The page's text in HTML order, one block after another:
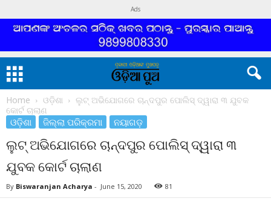
Ads
Home ଓଡ଼ିଶା
ଲୁଟ୍ ଅଭିଯୋଗରେ ଚାନ୍ଦପୁର ପୋଲିସ୍ ଦ୍ୱାରା ୩ ଯୁବକ
କୋର୍ଟ ଚାଲାଣ
ଓଡ଼ିଶା ଜିଲ୍ଲା ପରିକ୍ରମା ନୟାଗଡ଼
ଲୁଟ୍ ଅଭିଯୋଗରେ ଚାନ୍ଦପୁର ପୋଲିସ୍ ଦ୍ୱାରା ୩
ଯୁବକ କୋର୍ଟ ଚାଲାଣ
By Biswaranjan Acharya - June 15, 2020 81